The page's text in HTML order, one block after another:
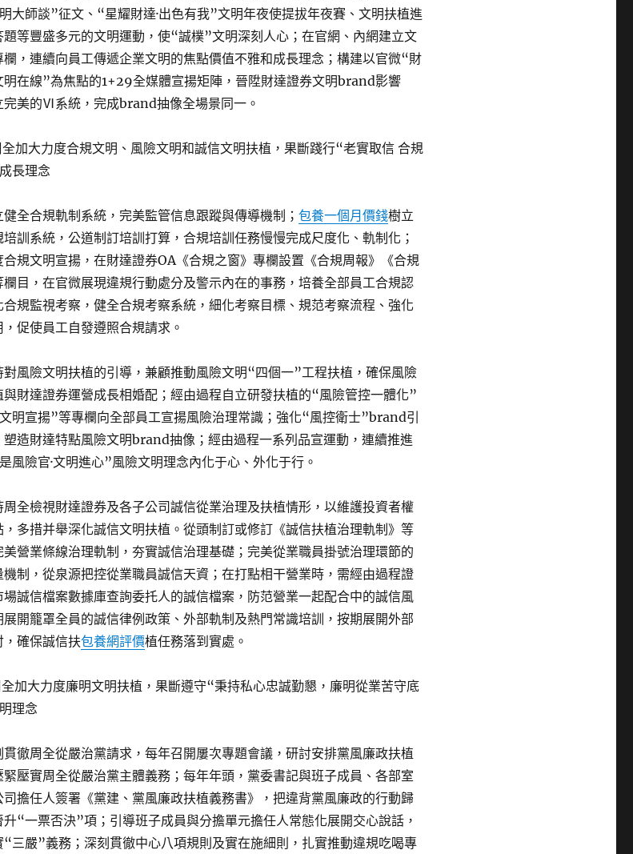
大師談”征文、“星耀財達·出色有我”文明年夜使提拔年夜賽、文明扶植進
題等豐盛多元的文明運動，使“誠樸”文明深刻人心；在官網、內網建立文
欄，連續向員工傳遞企業文明的焦點價值不雅和成長理念；構建以官微“財
明在線”為焦點的1+29全媒體宣揚矩陣，晉陞財達證券文明brand影響
完美的Ⅵ系統，完成brand抽像全場景同一。
加大力度合規文明、風險文明和誠信文明扶植，果斷踐行“老實取信 合規
長理念
健全合規軌制系統，完美監管信息跟蹤與傳導機制；包養一個月價錢樹立
培訓系統，公道制訂培訓打算，合規培訓任務慢慢完成尺度化、軌制化；
合規文明宣揚，在財達證券OA《合規之窗》專欄設置《合規周報》《合規
欄目，在官微展現違規行動處分及警示內在的事務，培養全部員工合規認
合規監視考察，健全合規考察系統，細化考察目標、規范考察流程、強化
促使員工自發遵照合規請求。
對風險文明扶植的引導，兼顧推動風險文明“四個一”工程扶植，確保風險
與財達證券運營成長相婚配；經由過程自立研發扶植的“風險管控一體化”
明宣揚”等專欄向全部員工宣揚風險治理常識；強化“風控衛士”brand引
塑造財達特點風險文明brand抽像；經由過程一系列品宣運動，連續推進
風險官·文明進心”風險文明理念內化于心、外化于行。
周全檢視財達證券及各子公司誠信從業治理及扶植情形，以維護投資者權
，多措并舉深化誠信文明扶植。從頭制訂或修訂《誠信扶植治理軌制》等
美營業條線治理軌制，夯實誠信治理基礎；完美從業職員掛號治理環節的
機制，從泉源把控從業職員誠信天資；在打點相干營業時，需經由過程證
場誠信檔案數據庫查詢委托人的誠信檔案，防范營業一起配合中的誠信風
展開籠罩全員的誠信律例政策、外部軌制及熱門常識培訓，按期展開外部
，確保誠信扶包養網評價植任務落到實處。
加大力度廉明文明扶植，果斷遵守“秉持私心忠誠勤懇，廉明從業苦守底
理念
貫徹周全從嚴治黨請求，每年召開屢次專題會議，研討安排黨風廉政扶植
緊壓實周全從嚴治黨主體義務；每年年頭，黨委書記與班子成員、各部室
司擔任人簽署《黨建、黨風廉政扶植義務書》，把違背黨風廉政的行動歸
升“一票否決”項；引導班子成員與分擔單元擔任人常態化展開交心說話，
“三嚴”義務；深刻貫徹中心八項規則及實在施細則，扎實推動違規吃喝專